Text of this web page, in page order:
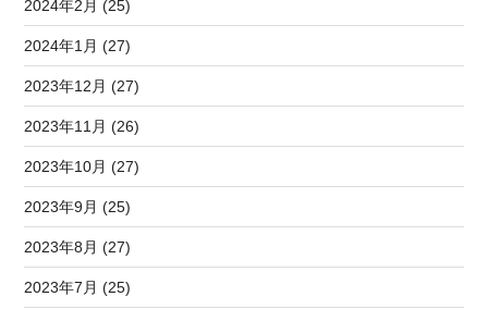
2024年2月 (25)
2024年1月 (27)
2023年12月 (27)
2023年11月 (26)
2023年10月 (27)
2023年9月 (25)
2023年8月 (27)
2023年7月 (25)